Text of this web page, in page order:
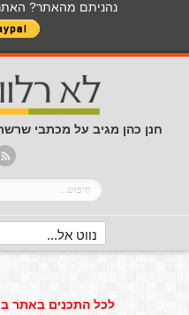
נהניתם מהאתר?
חנן כהן מגיב על מכתבי שרשרת
לכל התכנים באתר